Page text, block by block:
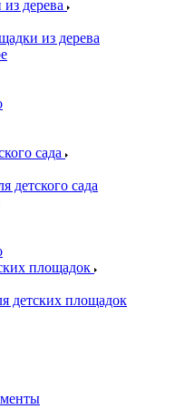
дерева
из дерева
сада
детского сада
площадок
детских площадок